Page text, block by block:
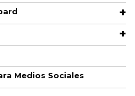
Medios Sociales